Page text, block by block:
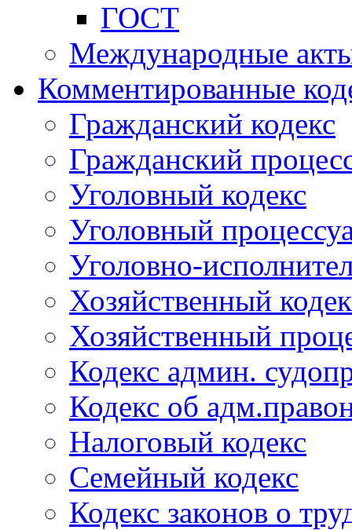
ГОСТ
Международные
Комментированные
Гражданский кодекс
Гражданский
Уголовный кодекс
Уголовный
Уголовно-
Хозяйственный
Хозяйственный
Кодекс админ.
Кодекс об
Налоговый кодекс
Семейный кодекс
Кодекс законов о